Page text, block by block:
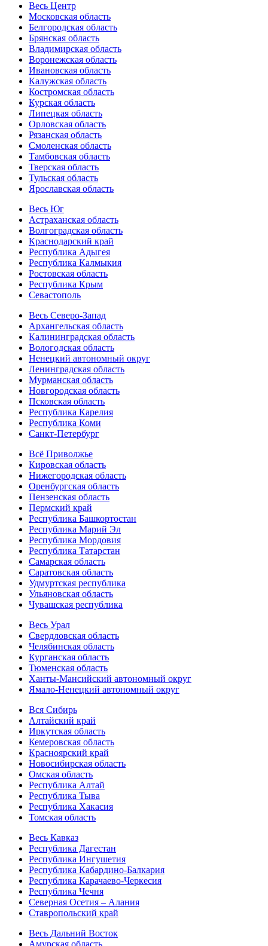
Весь Центр
Московская область
Белгородская область
Брянская область
Владимирская область
Воронежская область
Ивановская область
Калужская область
Костромская область
Курская область
Липецкая область
Орловская область
Рязанская область
Смоленская область
Тамбовская область
Тверская область
Тульская область
Ярославская область
Весь Юг
Астраханская область
Волгоградская область
Краснодарский край
Республика Адыгея
Республика Калмыкия
Ростовская область
Республика Крым
Севастополь
Весь Северо-Запад
Архангельская область
Калининградская область
Вологодская область
Ненецкий автономный округ
Ленинградская область
Мурманская область
Новгородская область
Псковская область
Республика Карелия
Республика Коми
Санкт-Петербург
Всё Приволжье
Кировская область
Нижегородская область
Оренбургская область
Пензенская область
Пермский край
Республика Башкортостан
Республика Марий Эл
Республика Мордовия
Республика Татарстан
Самарская область
Саратовская область
Удмуртская республика
Ульяновская область
Чувашская республика
Весь Урал
Свердловская область
Челябинская область
Курганская область
Тюменская область
Ханты-Мансийский автономный округ
Ямало-Ненецкий автономный округ
Вся Сибирь
Алтайский край
Иркутская область
Кемеровская область
Красноярский край
Новосибирская область
Омская область
Республика Алтай
Республика Тыва
Республика Хакасия
Томская область
Весь Кавказ
Республика Дагестан
Республика Ингушетия
Республика Кабардино-Балкария
Республика Карачаево-Черкесия
Республика Чечня
Северная Осетия – Алания
Ставропольский край
Весь Дальний Восток
Амурская область